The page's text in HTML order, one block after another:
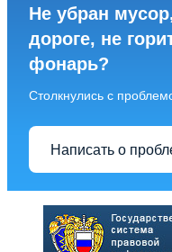
Не убран
дороге, не
фонарь?
Столкнулись с
Написать о